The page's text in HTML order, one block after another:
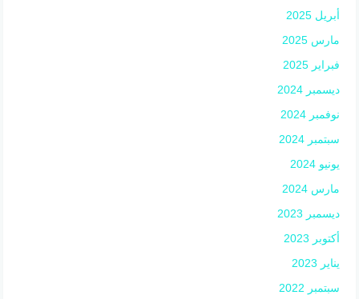
أبريل 2025
مارس 2025
فبراير 2025
ديسمبر 2024
نوفمبر 2024
سبتمبر 2024
يونيو 2024
مارس 2024
ديسمبر 2023
أكتوبر 2023
يناير 2023
سبتمبر 2022